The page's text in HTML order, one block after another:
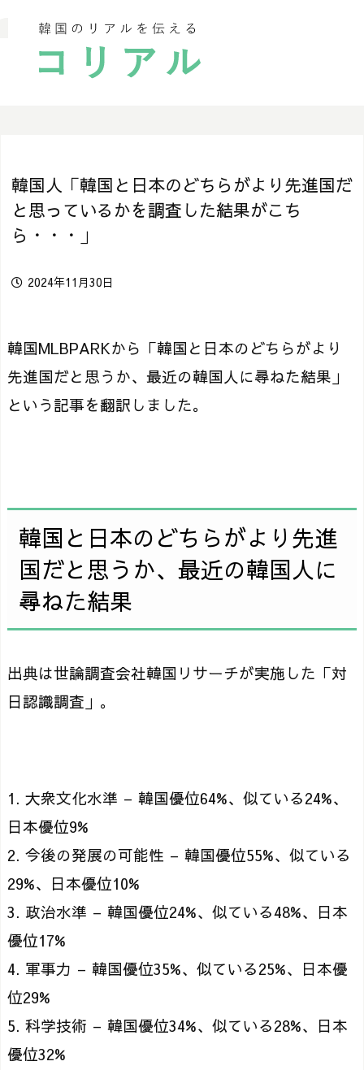
韓国人「韓国と日本のどちらがより先進国だ
と思っているかを調査した結果がこち
ら・・・」
2024年11月30日
韓国MLBPARKから「韓国と日本のどちらがより
先進国だと思うか、最近の韓国人に尋ねた結果」
という記事を翻訳しました。
韓国と日本のどちらがより先進
国だと思うか、最近の韓国人に
尋ねた結果
出典は世論調査会社韓国リサーチが実施した「対
日認識調査」。
1. 大衆文化水準 – 韓国優位64%、似ている24%、
日本優位9%
2. 今後の発展の可能性 – 韓国優位55%、似ている
29%、日本優位10%
3. 政治水準 – 韓国優位24%、似ている48%、日本
優位17%
4. 軍事力 – 韓国優位35%、似ている25%、日本優
位29%
5. 科学技術 – 韓国優位34%、似ている28%、日本
優位32%